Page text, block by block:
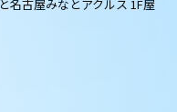
名古屋みなとアクルス 1F屋